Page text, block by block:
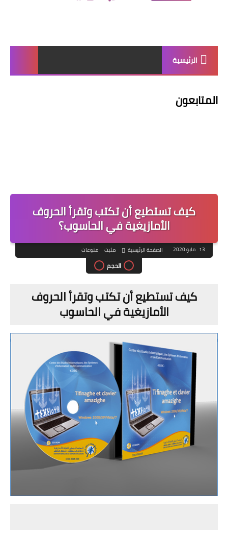
الرئيسية
المتابعون
كيف تستطيع أن تكتب وتقرأ الحروف
الأمازيغية في الحاسوب؟
13 مايو 2020 الصفحة الرئيسية مثبت منوعات
الحجم
كيف تستطيع أن تكتب وتقرأ الحروف
الأمازيغية في الحاسوب